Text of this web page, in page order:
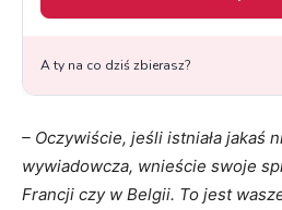
– Oczywiście, jeśli istniała jakaś
wywiadowcza, wnieście swoje
Francji czy w Belgii. To jest